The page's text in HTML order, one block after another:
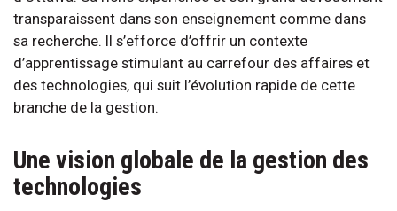
transparaissent dans son enseignement comme dans
sa recherche. Il s’efforce d’offrir un contexte
d’apprentissage stimulant au carrefour des affaires et
des technologies, qui suit l’évolution rapide de cette
branche de la gestion.
Une vision globale de la gestion des
technologies